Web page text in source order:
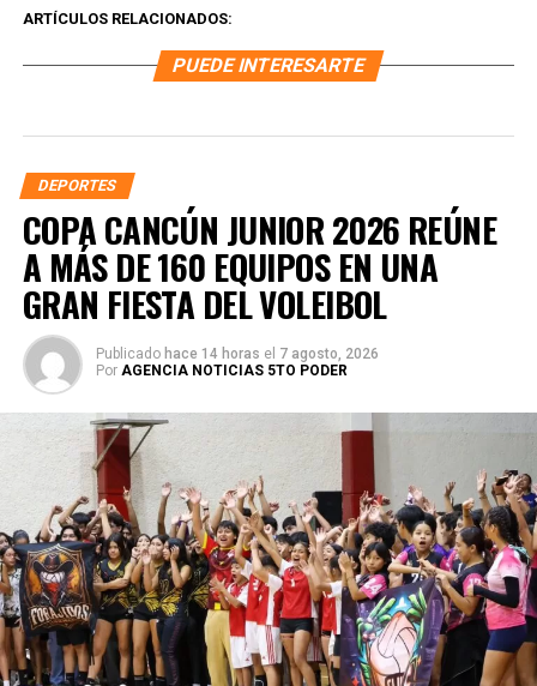
ARTÍCULOS RELACIONADOS:
PUEDE INTERESARTE
DEPORTES
COPA CANCÚN JUNIOR 2026 REÚNE
A MÁS DE 160 EQUIPOS EN UNA
GRAN FIESTA DEL VOLEIBOL
Publicado hace 14 horas el 7 agosto, 2026
Por AGENCIA NOTICIAS 5TO PODER